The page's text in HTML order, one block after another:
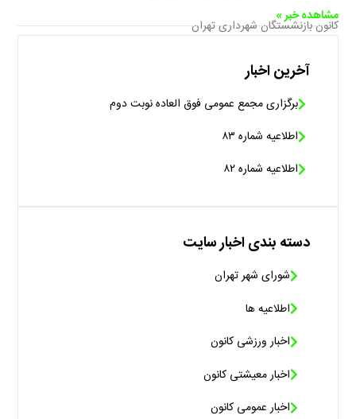
مشاهده خبر »
کانون بازنشستگان شهرداری تهران
آخرین اخبار
برگزاری مجمع عمومی فوق العاده نوبت دوم
اطلاعیه شماره ۸۳
اطلاعیه شماره ۸۲
دسته بندی اخبار سایت
شورای شهر تهران
اطلاعیه ها
اخبار ورزشی کانون
اخبار معیشتی کانون
اخبار عمومی کانون